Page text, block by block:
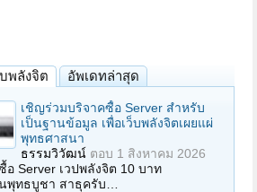
พลังจิต อัพเดทล่าสุด
เชิญร่วมบริจาคซื้อ Server สำหรับ
เป็นฐานข้อมูล เพื่อเว็บพลังจิตเผยแผ่
พุทธศาสนา
ธรรมวิวัฒน์ ตอบ 1 สิงหาคม 2026
Server เวปพลังจิต 10 บาท
พุทธบูชา สาธุครับ…